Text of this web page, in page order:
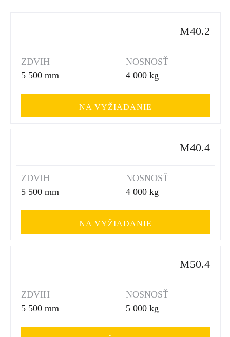
M40.2
ZDVIH
5 500 mm
NOSNOSŤ
4 000 kg
NA VYŽIADANIE
M40.4
ZDVIH
5 500 mm
NOSNOSŤ
4 000 kg
NA VYŽIADANIE
M50.4
ZDVIH
5 500 mm
NOSNOSŤ
5 000 kg